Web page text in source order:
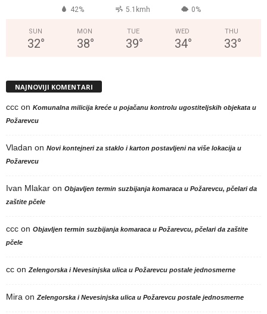
42% 5.1kmh 0%
SUN
32°
MON
38°
TUE
39°
WED
34°
THU
33°
NAJNOVIJI KOMENTARI
ccc on Komunalna milicija kreće u pojačanu kontrolu ugostiteljskih objekata u
Požarevcu
Vladan on Novi kontejneri za staklo i karton postavljeni na više lokacija u
Požarevcu
Ivan Mlakar on Objavljen termin suzbijanja komaraca u Požarevcu, pčelari da
zaštite pčele
ccc on Objavljen termin suzbijanja komaraca u Požarevcu, pčelari da zaštite
pčele
cc on Zelengorska i Nevesinjska ulica u Požarevcu postale jednosmerne
Mira on Zelengorska i Nevesinjska ulica u Požarevcu postale jednosmerne